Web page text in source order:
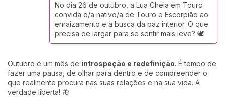
No dia 26 de outubro, a Lua Cheia em Touro
convida o/a nativo/a de Touro e Escorpião ao
enraizamento e à busca da paz interior. O que
precisa de largar para se sentir mais leve? 🕊️
Outubro é um mês de introspeção e redefinição. É tempo de
fazer uma pausa, de olhar para dentro e de compreender o
que realmente procura nas suas relações e na sua vida. A
verdade liberta! 🦋